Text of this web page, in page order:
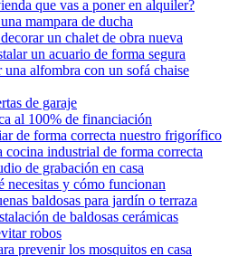
que vas a poner en alquiler?
mampara de ducha
un chalet de obra nueva
un acuario de forma segura
alfombra con un sofá chaise
de garaje
al 100% de financiación
de forma correcta nuestro frigorífico
cocina industrial de forma correcta
de grabación en casa
necesitas y cómo funcionan
baldosas para jardín o terraza
de baldosas cerámicas
robos
prevenir los mosquitos en casa